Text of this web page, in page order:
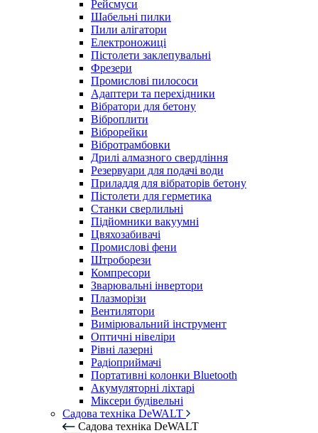
Рейсмуси
Шабельні пилки
Пили алігатори
Електроножиці
Пістолети заклепувальні
Фрезери
Промислові пилососи
Адаптери та перехідники
Вібратори для бетону
Віброплити
Віброрейки
Вібротрамбовки
Дрилі алмазного свердління
Резервуари для подачі води
Приладдя для вібраторів бетону
Пістолети для герметика
Станки сверлильні
Підйомники вакуумні
Цвяхозабивачі
Промислові фени
Штроборези
Компресори
Зварювальні інвертори
Плазморізи
Вентилятори
Вимірювальний інструмент
Оптичні нівеліри
Рівні лазерні
Радіоприймачі
Портативні колонки Bluetooth
Акумуляторні ліхтарі
Міксери будівельні
Садова техніка DeWALT
Садова техніка DeWALT